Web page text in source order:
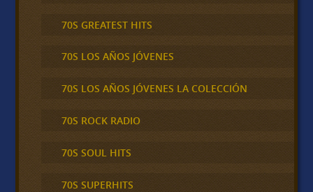
70S GREATEST HITS
70S LOS AÑOS JÓVENES
70S LOS AÑOS JÓVENES LA COLECCIÓN
70S ROCK RADIO
70S SOUL HITS
70S SUPERHITS